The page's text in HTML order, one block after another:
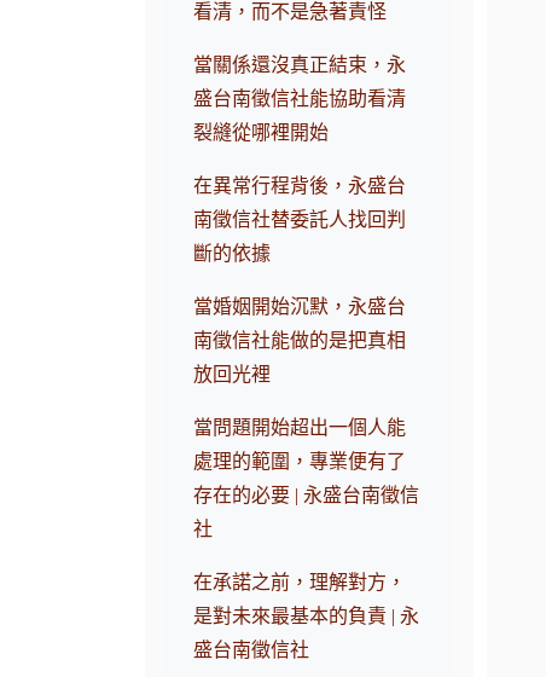
看清，而不是急著責怪
當關係還沒真正結束，永
盛台南徵信社能協助看清
裂縫從哪裡開始
在異常行程背後，永盛台
南徵信社替委託人找回判
斷的依據
當婚姻開始沉默，永盛台
南徵信社能做的是把真相
放回光裡
當問題開始超出一個人能
處理的範圍，專業便有了
存在的必要 | 永盛台南徵信
社
在承諾之前，理解對方，
是對未來最基本的負責 | 永
盛台南徵信社